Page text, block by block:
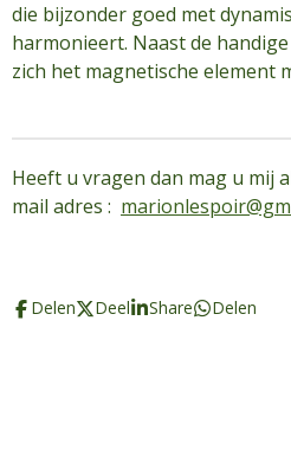
die bijzonder goed met
harmonieert. Naast de
zich het magnetische element
Heeft u vragen dan mag u mij
mail adres :
Delen Deel Share Delen